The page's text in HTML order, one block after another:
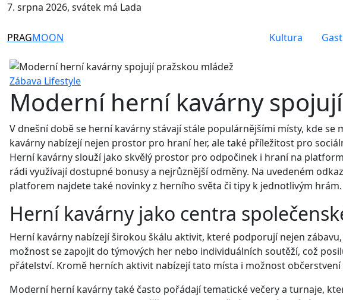
7. srpna 2026, svátek má Lada
PRAGMOON Kultura
Zábava Lifestyle
Moderní herní kavárny
V dnešní době se herní kavárny stávají stále populárnějšími místy, kde se
kavárny nabízejí nejen prostor pro hraní her, ale také příležitost pro
Herní kavárny slouží jako skvělý prostor pro odpočinek i hraní na
rádi využívají dostupné bonusy a nejrůznější odměny. Na uvedeném
platforem najdete také novinky z herního světa či tipy k jednotlivým hrám.
Herní kavárny jako centra
Herní kavárny nabízejí širokou škálu aktivit, které podporují nejen
možnost se zapojit do týmových her nebo individuálních soutěží, což
přátelství. Kromě herních aktivit nabízejí tato místa i možnost
Moderní herní kavárny také často pořádají tematické večery a turnaje,